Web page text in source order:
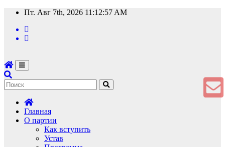
Перейти
содержимому
Пт. Авг 7th, 2026 11:12:58 AM
Главная
О партии
Как вступить
Устав